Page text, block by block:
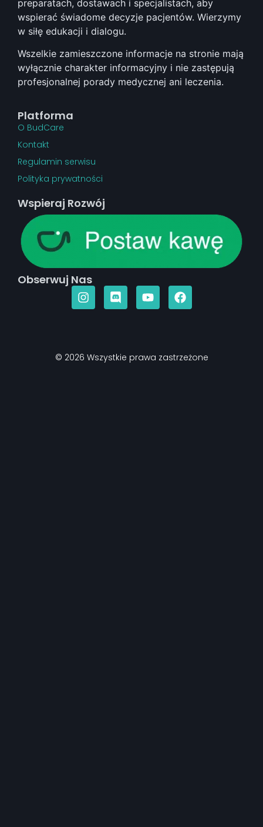
preparatach, dostawach i specjalistach, aby
wspierać świadome decyzje pacjentów. Wierzymy
w siłę edukacji i dialogu.
Wszelkie zamieszczone informacje na stronie mają
wyłącznie charakter informacyjny i nie zastępują
profesjonalnej porady medycznej ani leczenia.
Platforma
O BudCare
Kontakt
Regulamin serwisu
Polityka prywatności
Wspieraj Rozwój
Obserwuj Nas
© 2026 Wszystkie prawa zastrzeżone